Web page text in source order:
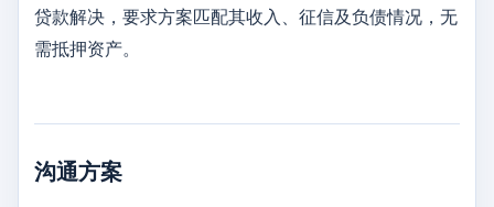
贷款解决，要求方案匹配其收入、征信及负债情况，无
需抵押资产。
沟通方案